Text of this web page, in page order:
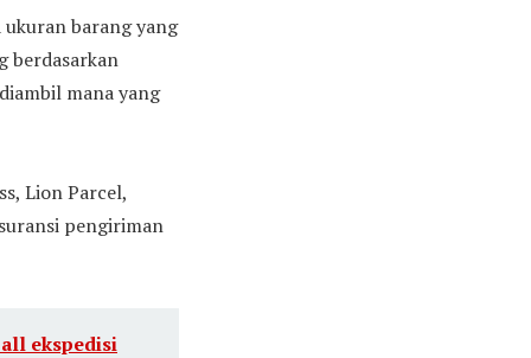
barang yang
berdasarkan
mana yang
Lion Parcel,
pengiriman
ekspedisi